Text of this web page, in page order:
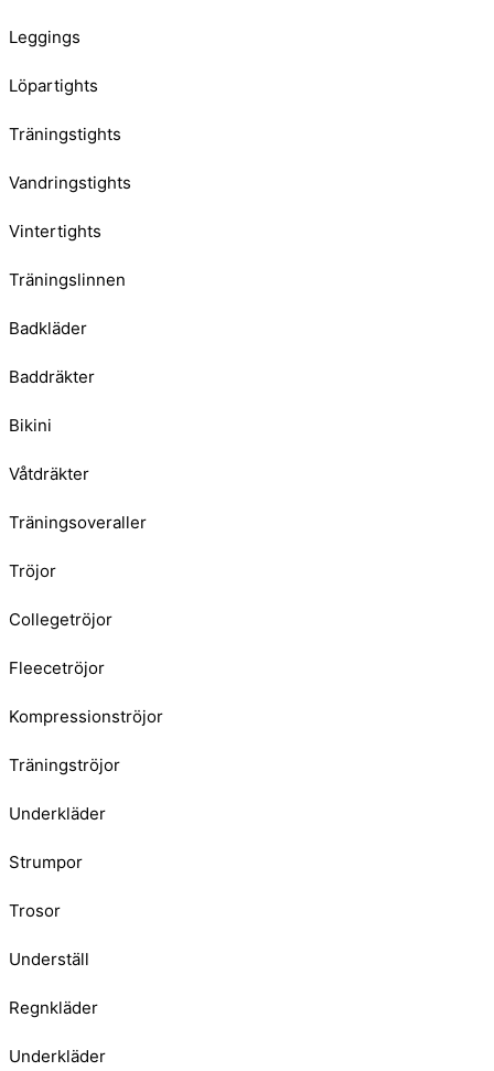
Leggings
Löpartights
Träningstights
Vandringstights
Vintertights
Träningslinnen
Badkläder
Baddräkter
Bikini
Våtdräkter
Träningsoveraller
Tröjor
Collegetröjor
Fleecetröjor
Kompressionströjor
Träningströjor
Underkläder
Strumpor
Trosor
Underställ
Regnkläder
Underkläder